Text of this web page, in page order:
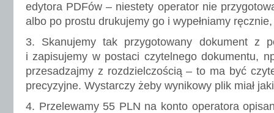
edytora PDFów – niestety operator nie
albo po prostu drukujemy go i wypełniamy
3. Skanujemy tak przygotowany dokument z
i zapisujemy w postaci czytelnego dokumentu,
przesadzajmy z rozdzielczością – to ma być
precyzyjne. Wystarczy żeby wynikowy plik miał
4. Przelewamy 55 PLN na konto operatora